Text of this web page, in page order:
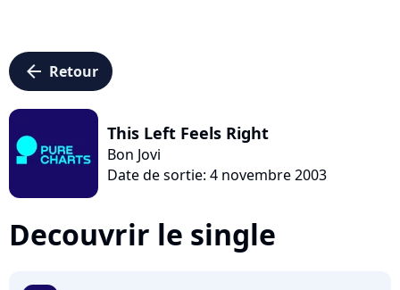
arrow_left Retour
This Left Feels Right
Bon Jovi
Date de sortie: 4 novembre 2003
Decouvrir le single